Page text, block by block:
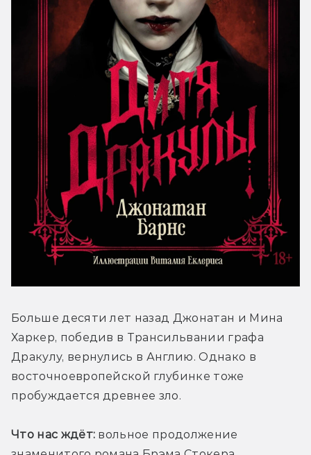
Больше десяти лет назад Джонатан и Мина
Харкер, победив в Трансильвании графа
Дракулу, вернулись в Англию. Однако в
восточноевропейской глубинке тоже
пробуждается древнее зло.
Что нас ждёт: вольное продолжение